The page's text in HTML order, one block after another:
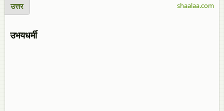
उत्तर
उभयधर्मी
shaalaa.com